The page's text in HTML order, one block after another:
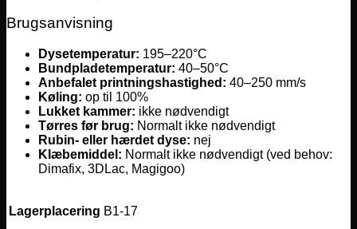
Brugsanvisning
Dysetemperatur: 195–220°C
Bundpladetemperatur: 40–50°C
Anbefalet printningshastighed: 40–250 mm/s
Køling: op til 100%
Lukket kammer: ikke nødvendigt
Tørres før brug: Normalt ikke nødvendigt
Rubin- eller hærdet dyse: nej
Klæbemiddel: Normalt ikke nødvendigt (ved behov:
Dimafix, 3DLac, Magigoo)
Lagerplacering B1-17